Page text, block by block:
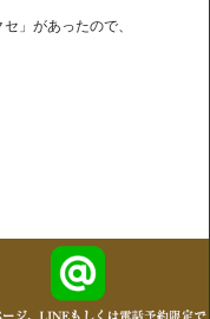
」があったので、